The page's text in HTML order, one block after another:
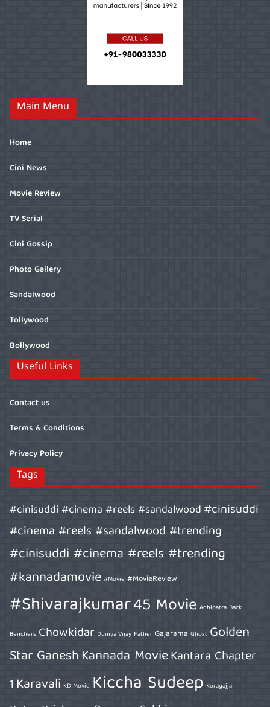
Main Menu
Home
Cini News
Movie Review
TV Serial
Cini Gossip
Photo Gallery
Sandalwood
Tollywood
Bollywood
Useful Links
Contact us
Terms & Conditions
Privacy Policy
Tags
#cinisuddi #cinema #reels #sandalwood#cinisuddi
#cinema #reels #sandalwood #trending
#cinisuddi #cinema #reels #trending
#kannadamovie #Movie #MovieReview
#Shivarajkumar45 Movie Adhipatra Back
Benchers Chowkidar Duniya Vijay Father Gajarama Ghost Golden
Star GaneshKannada MovieKantara Chapter
1 Karavali KD Movie Kiccha Sudeep Koragajja